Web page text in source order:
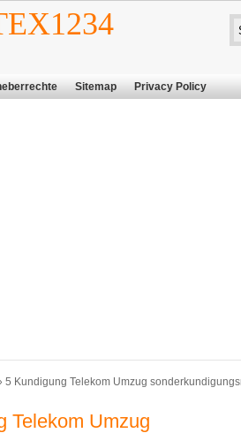
Sitemap Privacy Policy
5 Kundigung Telekom Umzug
Telekom Umzug